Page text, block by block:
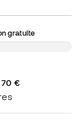
gratuite
€